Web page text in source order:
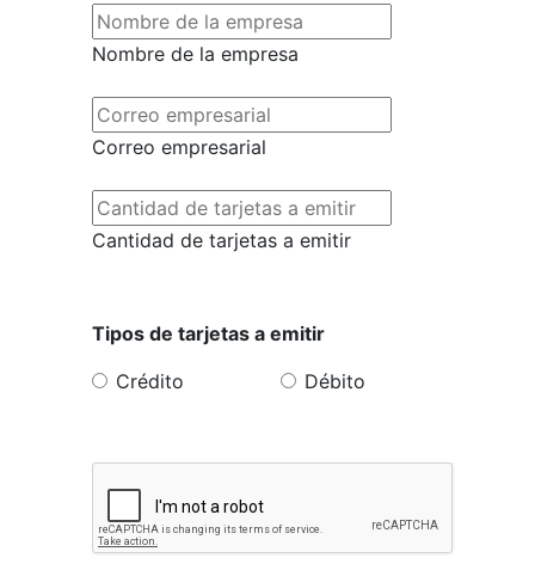
Nombre de la empresa
Correo empresarial
Cantidad de tarjetas a emitir
Tipos de tarjetas a emitir
Crédito
Débito